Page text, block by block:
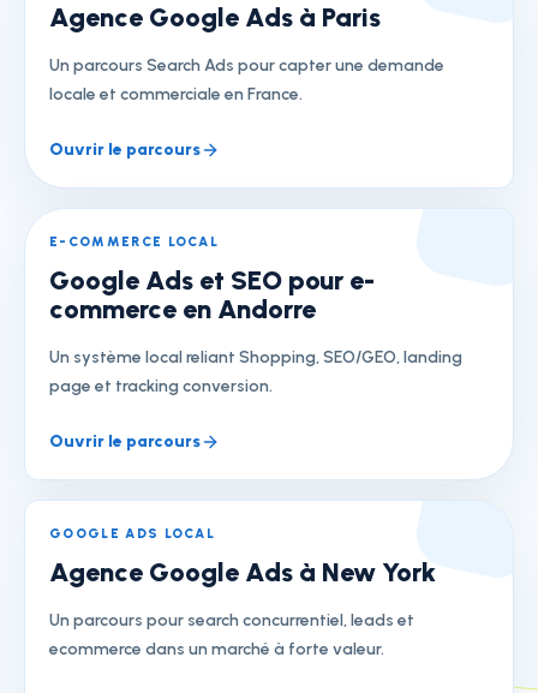
Agence Google Ads à Paris
Un parcours Search Ads pour capter une demande
locale et commerciale en France.
Ouvrir le parcours
E-COMMERCE LOCAL
Google Ads et SEO pour e-
commerce en Andorre
Un système local reliant Shopping, SEO/GEO, landing
page et tracking conversion.
Ouvrir le parcours
GOOGLE ADS LOCAL
Agence Google Ads à New York
Un parcours pour search concurrentiel, leads et
ecommerce dans un marché à forte valeur.